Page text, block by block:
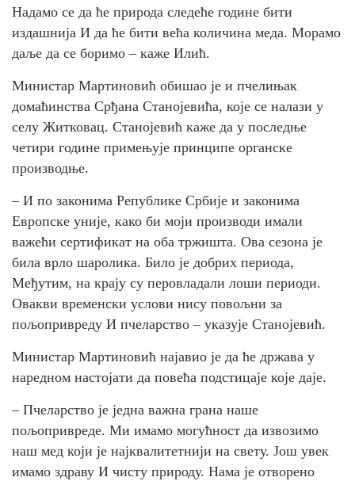
Надамо се да ће природа следеће године бити
издашнија И да ће бити већа количина меда. Морамо
даље да се боримо – каже Илић.
Министар Мартиновић обишао је и пчелињак
домаћинства Срђана Станојевића, које се налази у
селу Житковац. Станојевић каже да у последње
четири године примењује принципе органске
производње.
– И по законима Републике Србије и законима
Европске уније, како би моји производи имали
важећи сертификат на оба тржишта. Ова сезона је
била врло шаролика. Било је добрих периода,
Међутим, на крају су перовладали лоши периоди.
Овакви временски услови нису повољни за
пољопривреду И пчеларство – указује Станојевић.
Министар Мартиновић најавио је да ће држава у
наредном настојати да повећа подстицаје које даје.
– Пчеларство је једна важна грана наше
пољопривреде. Ми имамо могућност да извозимо
наш мед који је најквалитетнији на свету. Још увек
имамо здраву И чисту природу. Нама је отворено